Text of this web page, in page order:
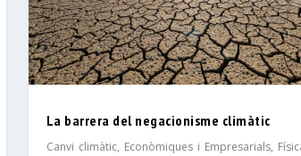
La barrera del negacionisme climàtic
Canvi climàtic, Econòmiques i Empresarials,